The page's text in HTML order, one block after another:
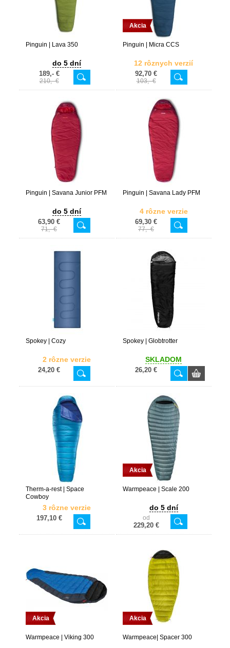
Pinguin | Lava 350
do 5 dní
189,- €
210,- €
Akcia
Pinguin | Micra CCS
12 rôznych verzií
92,70 €
103,- €
Pinguin | Savana Junior PFM
do 5 dní
63,90 €
71,- €
Pinguin | Savana Lady PFM
4 rôzne verzie
69,30 €
77,- €
Spokey | Cozy
2 rôzne verzie
24,20 €
Spokey | Globtrotter
SKLADOM
26,20 €
Therm-a-rest | Space
Cowboy
3 rôzne verzie
197,10 €
Akcia
Warmpeace | Scale 200
do 5 dní
od
229,20 €
Akcia
Warmpeace | Viking 300
Akcia
Warmpeace| Spacer 300